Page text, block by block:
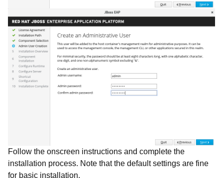
Follow the onscreen instructions and complete the
installation process. Note that the default settings are fine
for basic installation.